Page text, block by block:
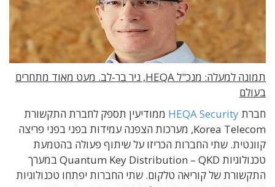
תמונה למעלה: מנכ"ל HEQA, ניר בר-לב. מעט מאוד מתחרים
בעולם
חברת HEQA Security ממודיעין תספק לחברת התקשורת
Korea Telecom, מערכות הצפנה עמידות בפני בפני פריצה
קוונטית. שתי החברות הכריזו על שיתוף פעולה בהטמעת
טכנולוגיות Quantum Key Distribution – QKD במערך
התקשורת של קוריאה טלקום. שתי החברות יפתחו טכנולוגיות